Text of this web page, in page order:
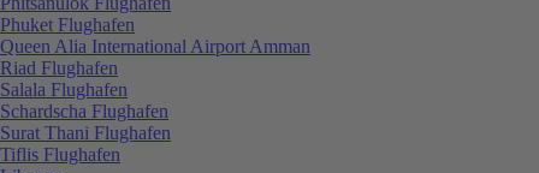
Phuket Flughafen
Queen Alia International Airport Amman
Riad Flughafen
Salala Flughafen
Schardscha Flughafen
Surat Thani Flughafen
Tiflis Flughafen